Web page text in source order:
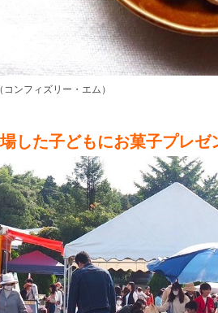
コンフィズリー・エム）
した子どもにお菓子プレゼ